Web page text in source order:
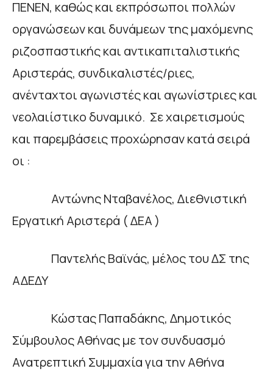
ΠΕΝΕΝ, καθώς και εκπρόσωποι πολλών
οργανώσεων και δυνάμεων της μαχόμενης
ριζοσπαστικής και αντικαπιταλιστικής
Αριστεράς, συνδικαλιστές/ριες,
ανένταχτοι αγωνιστές και αγωνίστριες και
νεολαιίστικο δυναμικό. Σε χαιρετισμούς
και παρεμβάσεις προχώρησαν κατά σειρά
οι :
Αντώνης Νταβανέλος, Διεθνιστική
Εργατική Αριστερά ( ΔΕΑ )
Παντελής Βαϊνάς, μέλος του ΔΣ της
ΑΔΕΔΥ
Κώστας Παπαδάκης, Δημοτικός
Σύμβουλος Αθήνας με τον συνδυασμό
Ανατρεπτική Συμμαχία για την Αθήνα